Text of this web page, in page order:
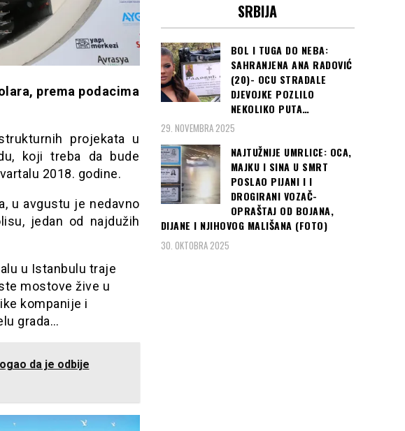
prema podacima
projekata u
koji treba da bude
2018. godine.
u avgustu je nedavno
jedan od najdužih
u Istanbulu traje
mostove žive u
kompanije i
grada…
da je odbije
SRBIJA
BOL I TUGA DO NEBA:
SAHRANJENA ANA RADOVIĆ
(20)- OCU STRADALE
DJEVOJKE POZLILO
NEKOLIKO PUTA…
29. NOVEMBRA 2025
NAJTUŽNIJE UMRLICE: OCA,
MAJKU I SINA U SMRT
POSLAO PIJANI I I
DROGIRANI VOZAČ-
OPRAŠTAJ OD BOJANA,
DIJANE I NJIHOVOG MALIŠANA (FOTO)
30. OKTOBRA 2025